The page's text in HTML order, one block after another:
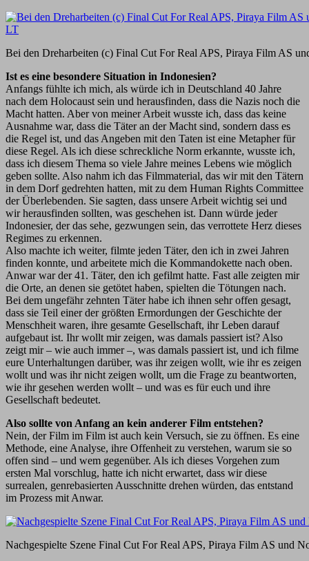
Bei den Dreharbeiten (c) Final Cut For Real APS, Piraya Film AS
Ist es eine besondere Situation in Indonesien?
Anfangs fühlte ich mich, als würde ich in Deutschland 40 Jahre
nach dem Holocaust sein und herausfinden, dass die Nazis noch die
Macht hatten. Aber von meiner Arbeit wusste ich, dass das keine
Ausnahme war, dass die Täter an der Macht sind, sondern dass es
die Regel ist, und das Angeben mit den Taten ist eine Metapher für
diese Regel. Als ich diese schreckliche Norm erkannte, wusste ich,
dass ich diesem Thema so viele Jahre meines Lebens wie möglich
geben sollte. Also nahm ich das Filmmaterial, das wir mit den Tätern
in dem Dorf gedrehten hatten, mit zu dem Human Rights Committee
der Überlebenden. Sie sagten, dass unsere Arbeit wichtig sei und
wir herausfinden sollten, was geschehen ist. Dann würde jeder
Indonesier, der das sehe, gezwungen sein, das verrottete Herz dieses
Regimes zu erkennen.
Also machte ich weiter, filmte jeden Täter, den ich in zwei Jahren
finden konnte, und arbeitete mich die Kommandokette nach oben.
Anwar war der 41. Täter, den ich gefilmt hatte. Fast alle zeigten mir
die Orte, an denen sie getötet haben, spielten die Tötungen nach.
Bei dem ungefähr zehnten Täter habe ich ihnen sehr offen gesagt,
dass sie Teil einer der größten Ermordungen der Geschichte der
Menschheit waren, ihre gesamte Gesellschaft, ihr Leben darauf
aufgebaut ist. Ihr wollt mir zeigen, was damals passiert ist? Also
zeigt mir – wie auch immer –, was damals passiert ist, und ich filme
eure Unterhaltungen darüber, was ihr zeigen wollt, wie ihr es zeigen
wollt und was ihr nicht zeigen wollt, um die Frage zu beantworten,
wie ihr gesehen werden wollt – und was es für euch und ihre
Gesellschaft bedeutet.
Also sollte von Anfang an kein anderer Film entstehen?
Nein, der Film im Film ist auch kein Versuch, sie zu öffnen. Es eine
Methode, eine Analyse, ihre Offenheit zu verstehen, warum sie so
offen sind – und wem gegenüber. Als ich dieses Vorgehen zum
ersten Mal vorschlug, hatte ich nicht erwartet, dass wir diese
surrealen, genrebasierten Ausschnitte drehen würden, das entstand
im Prozess mit Anwar.
Nachgespielte Szene Final Cut For Real APS, Piraya Film AS und